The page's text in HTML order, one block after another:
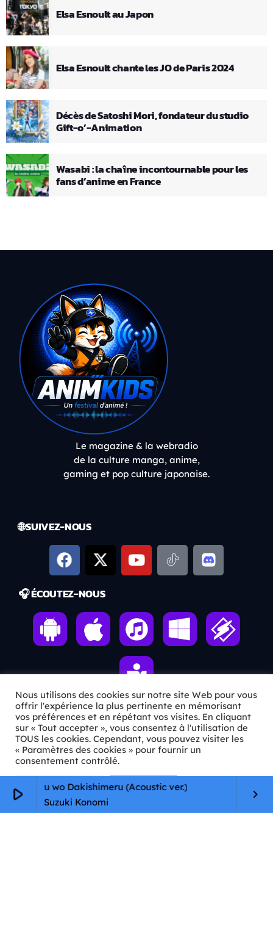
play_arrowKizu wo Dakishimeru (Acoustic ver.)
Suzuki Konomi
keyboard_arrow_right
Elsa Esnoult au Japon
Elsa Esnoult chante les JO de Paris 2024
Décès de Satoshi Mori, fondateur du studio
Gift-o’-Animation
Wasabi : la chaîne incontournable pour les
fans d’anime en France
Le magazine & la webradio
de la culture manga, anime,
gaming et pop culture japonaise.
🌐 SUIVEZ-NOUS
🎧 ÉCOUTEZ-NOUS
ℹ️ INFOS PRATIQUES
✉️Contact
🦊Qui sommes-nous ?
📄
Mentions légales
Nous utilisons des cookies sur notre site Web pour vous
offrir l'expérience la plus pertinente en mémorisant
vos préférences et en répétant vos visites. En cliquant
sur « Tout accepter », vous consentez à l'utilisation de
TOUS les cookies. Cependant, vous pouvez visiter les
« Paramètres des cookies » pour fournir un
consentement contrôlé.
Paramètres Cookie Tout accepter